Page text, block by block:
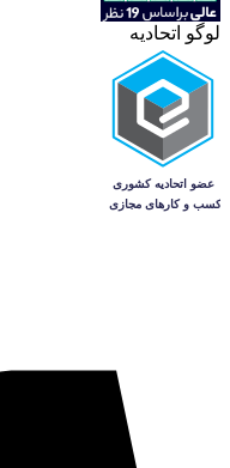
لوگو اتحادیه